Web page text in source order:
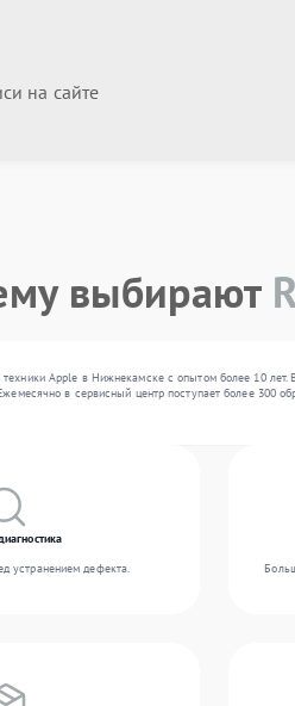
на сайте
выбирают
Apple в Нижнекамске с опытом более 10
в сервисный центр поступает более 300
устранением дефекта.